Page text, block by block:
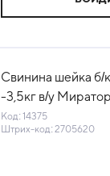
Свинина шейка б/
-3,5кг в/у
(КОД 14375) (-18°С)
Код: 14375
Штрих-код: 2705620